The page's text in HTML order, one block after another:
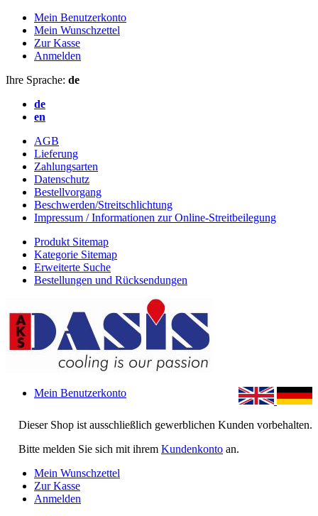
Mein Benutzerkonto
Mein Wunschzettel
Zur Kasse
Anmelden
Ihre Sprache: de
de
en
AGB
Lieferung
Zahlungsarten
Datenschutz
Bestellvorgang
Beschwerden/Streitschlichtung
Impressum / Informationen zur Online-Streitbeilegung
Produkt Sitemap
Kategorie Sitemap
Erweiterte Suche
Bestellungen und Rücksendungen
Dieser Shop ist ausschließlich gewerblichen Kunden vorbehalten.
Bitte melden Sie sich mit ihrem Kundenkonto an.
Mein Benutzerkonto
Mein Wunschzettel
Zur Kasse
Anmelden